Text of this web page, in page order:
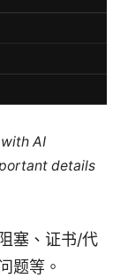
AI
details
塞、证书/代
题等。